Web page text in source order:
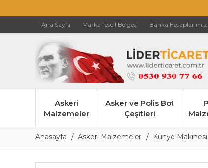
Ana Sayfa Marka Tescil Belgesi Banka Hesaplarımız
Askeri
Malzemeler
Asker ve Polis Bot
Çeşitleri
Anasayfa Askeri Malzemeler Künye